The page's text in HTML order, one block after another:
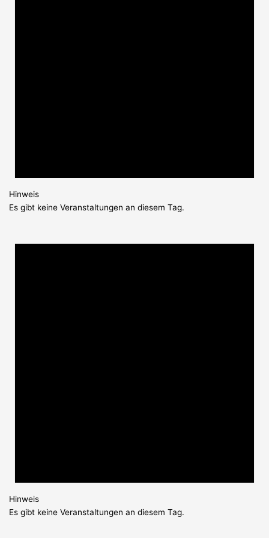
Hinweis
Es gibt keine Veranstaltungen an diesem Tag.
Hinweis
Es gibt keine Veranstaltungen an diesem Tag.